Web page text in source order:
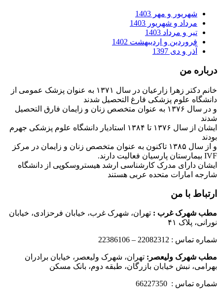
شهریور و مهر 1403
مرداد و شهریور 1403
تیر و مرداد 1403
فروردین و اردیبهشت 1402
آذر و دی 1397
درباره من
خانم دکتر زهرا زارعیان در سال ۱۳۷۱ به عنوان پزشک عمومی از
دانشگاه علوم پزشکی فارغ التحصیل شدند
و در سال ۱۳۷۶ به عنوان متخصص زنان و زایمان فارق التحصیل
شدند
ایشان از سال ۱۳۷۶ تا ۱۳۸۴ استادیار دانشگاه علوم پزشکی جهرم
بودند
و از سال ۱۳۸۵ تاکنون به عنوان متخصص زنان و زایمان در مرکز
IVF بیمارستان پارسیان فعالیت دارند.
ایشان دارای مدرک کارشناسی ارشد هیستروسکوپی از دانشگاه
شارجه امارات متحده عربی هستند
ارتباط با من
مطب شهرک غرب : تهران، شهرک غرب، خیابان فرحزادی، خیابان
نورانی، پلاک ۴۱
شماره تماس : 22082312 – 22386106
مطب شهرک ولیعصر: تهران، شهرک ولیعصر، خیابان برادران
بهرامی، نبش خیابان بازرگان، طبقه دوم، بانک مسکن
شماره تماس : 66227350